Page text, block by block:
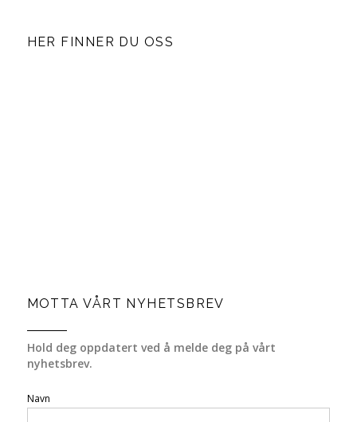
HER FINNER DU OSS
MOTTA VÅRT NYHETSBREV
Hold deg oppdatert ved å melde deg på vårt
nyhetsbrev.
Navn